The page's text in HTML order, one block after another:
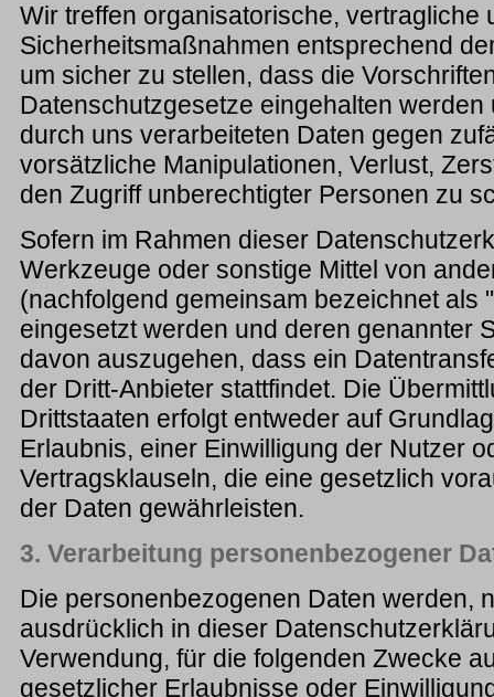
Wir treffen organisatorische, vertragliche
Sicherheitsmaßnahmen entsprechend
um sicher zu stellen, dass die
Datenschutzgesetze eingehalten werden
durch uns verarbeiteten Daten gegen
vorsätzliche Manipulationen, Verlust,
den Zugriff unberechtigter Personen zu
Sofern im Rahmen dieser
Werkzeuge oder sonstige Mittel von
(nachfolgend gemeinsam bezeichnet als
eingesetzt werden und deren genannter
davon auszugehen, dass ein
der Dritt-Anbieter stattfindet. Die
Drittstaaten erfolgt entweder auf
Erlaubnis, einer Einwilligung der Nutzer
Vertragsklauseln, die eine gesetzlich
der Daten gewährleisten.
3. Verarbeitung personenbezogener
Die personenbezogenen Daten werden,
ausdrücklich in dieser
Verwendung, für die folgenden Zwecke
gesetzlicher Erlaubnisse oder